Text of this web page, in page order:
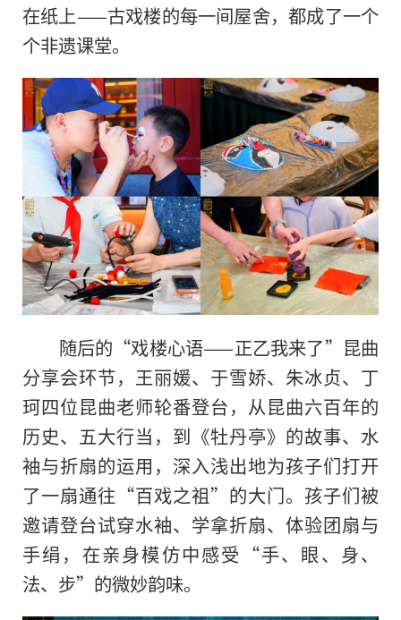
在纸上——古戏楼的每一间屋舍，都成了一个
个非遗课堂。
随后的“戏楼心语——正乙我来了”昆曲
分享会环节，王丽媛、于雪娇、朱冰贞、丁
珂四位昆曲老师轮番登台，从昆曲六百年的
历史、五大行当，到《牡丹亭》的故事、水
袖与折扇的运用，深入浅出地为孩子们打开
了一扇通往“百戏之祖”的大门。孩子们被
邀请登台试穿水袖、学拿折扇、体验团扇与
手绢，在亲身模仿中感受“手、眼、身、
法、步”的微妙韵味。